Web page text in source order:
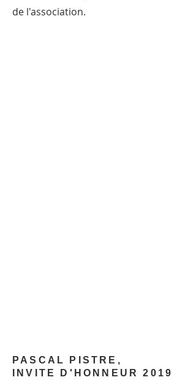
de l'association.
PASCAL PISTRE,
INVITE D'HONNEUR 2019